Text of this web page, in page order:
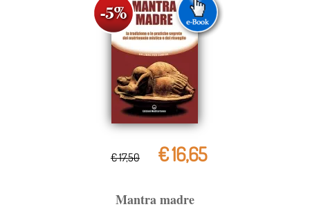
€ 17,50 € 16,65
Mantra madre